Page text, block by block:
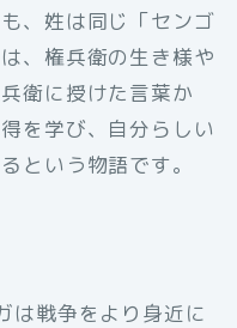
、姓は同じ「センゴ
、権兵衛の生き様や
衛に授けた言葉か
を学び、自分らしい
という物語です。
は戦争をより身近に